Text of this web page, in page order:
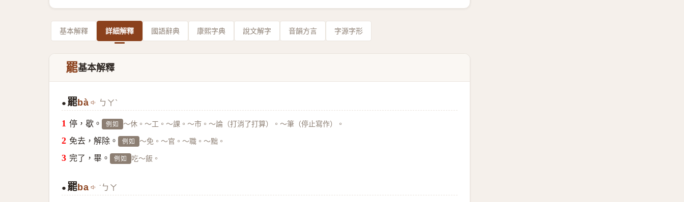
基本解釋 詳細解釋 國語辭典 康熙字典 說文解字 音韻方言 字源字形
罷基本解釋
● 罷bà ㄅㄚˋ
停，歇。 例如 ～休。～工。～課。～市。～論（打消了打算）。～筆（停止寫作）。
免去，解除。 例如 ～免。～官。～職。～黜。
完了，畢。 例如 吃～飯。
● 罷ba ˙ㄅㄚ